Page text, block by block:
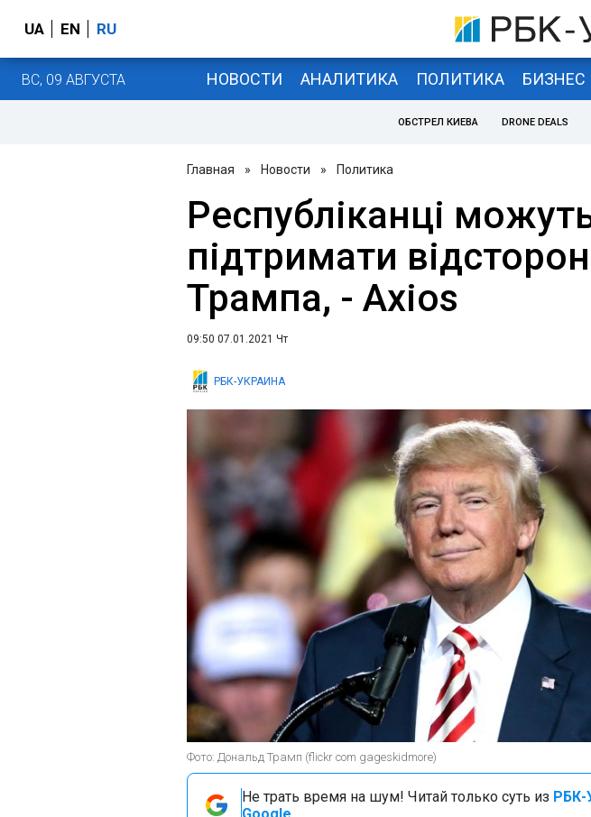
UA EN RU
ВС, 09 АВГУСТА НОВОСТИ АНАЛИТИКА ПОЛИТИКА БИЗНЕС
ОБСТРЕЛ КИЕВА DRONE DEALS
Главная » Новости » Политика
Республіканці
підтримати
Трампа, - Axios
09:50 07.01.2021 Чт
РБК-УКРАИНА
Фото: Дональд Трамп (flickr com gageskidmore)
Не трать время на шум! Читай только суть из РБК-